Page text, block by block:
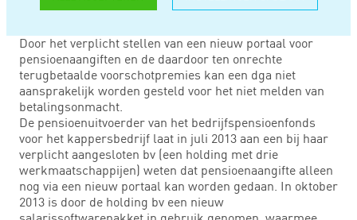
Door het verplicht stellen van een nieuw portaal voor
pensioenaangiften en de daardoor ten onrechte
terugbetaalde voorschotpremies kan een dga niet
aansprakelijk worden gesteld voor het niet melden van
betalingsonmacht.
De pensioenuitvoerder van het bedrijfspensioenfonds
voor het kappersbedrijf laat in juli 2013 aan een bij haar
verplicht aangesloten bv (een holding met drie
werkmaatschappijen) weten dat pensioenaangifte alleen
nog via een nieuw portaal kan worden gedaan. In oktober
2013 is door de holding bv een nieuw